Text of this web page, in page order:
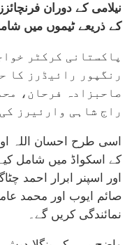
نیلامی کے دوران
کے ذریعے ٹیموں میں
پاکستانی کرکٹر
رنگپور رائیڈرز کا
صاحبزادہ فرحان،
راج شاہی وارئیرز
اسی طرح احسان اللہ
کے اسکواڈ میں شامل کیے
اور اسپنر ابرار احمد
صائم ایوب اور محمد
نمائندگی کریں گے۔